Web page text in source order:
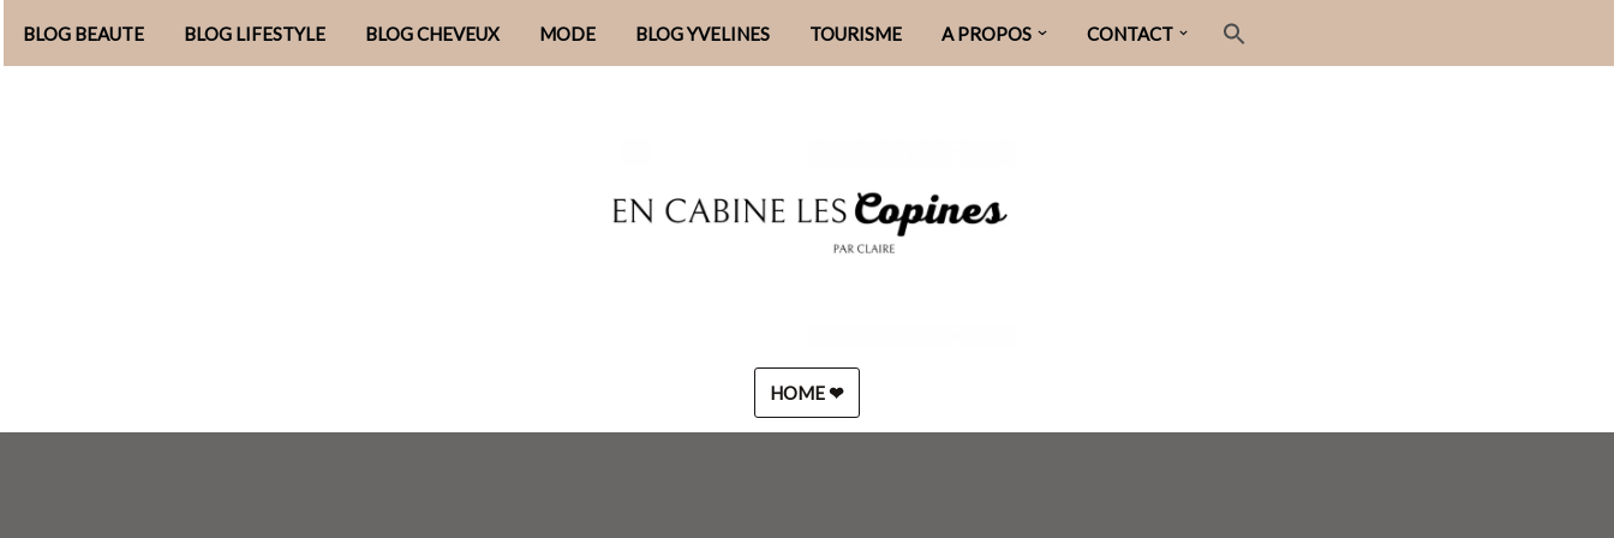
Aller
BLOG BEAUTE BLOG LIFESTYLE BLOG CHEVEUX MODE BLOG YVELINES TOURISME A PROPOS CONTACT
HOME ❤︎